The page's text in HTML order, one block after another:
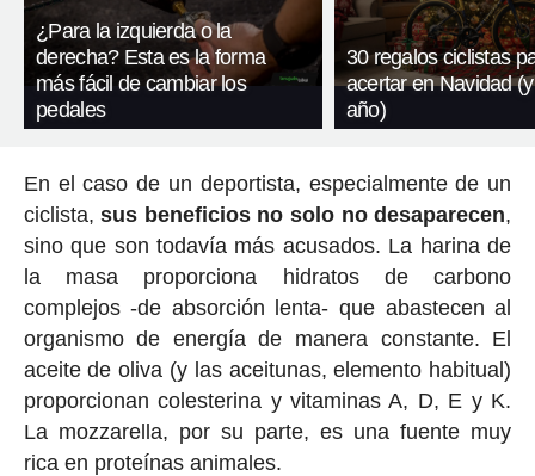
¿Para la izquierda o la
derecha? Esta es la forma
más fácil de cambiar los
pedales
30 regalos ciclistas
acertar en Navidad
año)
En el caso de un deportista, especialmente de un
ciclista,sus beneficios no solo no desaparecen,
sino que son todavía más acusados. La harina de
la masa proporciona hidratos de carbono
complejos -de absorción lenta- que abastecen al
organismo de energía de manera constante. El
aceite de oliva (y las aceitunas, elemento habitual)
proporcionan colesterina y vitaminas A, D, E y K.
La mozzarella, por su parte, es una fuente muy
rica en proteínas animales.